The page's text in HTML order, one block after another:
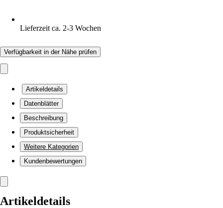
Lieferzeit ca. 2-3 Wochen
Verfügbarkeit in der Nähe prüfen
Artikeldetails
Datenblätter
Beschreibung
Produktsicherheit
Weitere Kategorien
Kundenbewertungen
Artikeldetails